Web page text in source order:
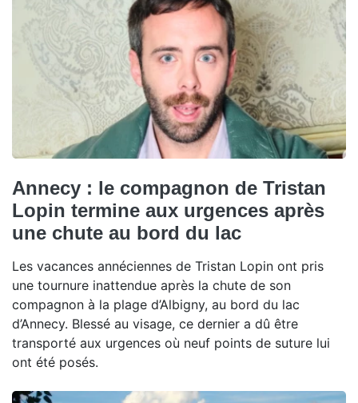
Annecy : le compagnon de Tristan
Lopin termine aux urgences après
une chute au bord du lac
Les vacances annéciennes de Tristan Lopin ont pris
une tournure inattendue après la chute de son
compagnon à la plage d’Albigny, au bord du lac
d’Annecy. Blessé au visage, ce dernier a dû être
transporté aux urgences où neuf points de suture lui
ont été posés.